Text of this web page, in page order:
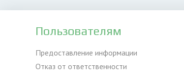
Пользователям
Предоставление информации
Отказ от ответственности